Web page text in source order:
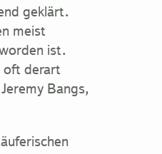
geklärt.
meist
ist.
oft derart
Bangs,